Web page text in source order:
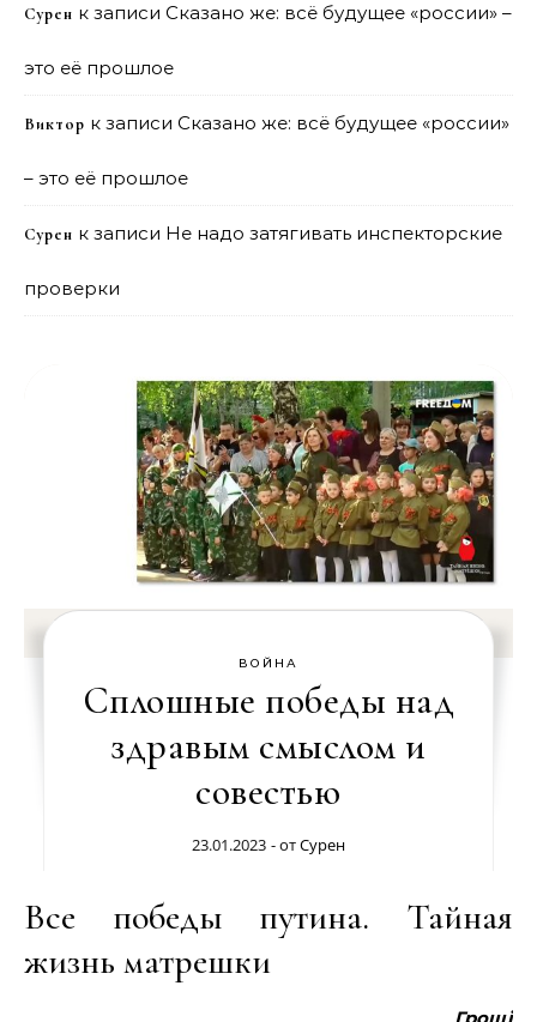
Сурен к записи Сказано же: всё будущее «россии» –
это её прошлое
Виктор к записи Сказано же: всё будущее «россии»
– это её прошлое
Сурен к записи Не надо затягивать инспекторские
проверки
ВОЙНА
Сплошные победы над
здравым смыслом и
совестью
23.01.2023 - отСурен
Все победы путина. Тайная
жизнь матрешки